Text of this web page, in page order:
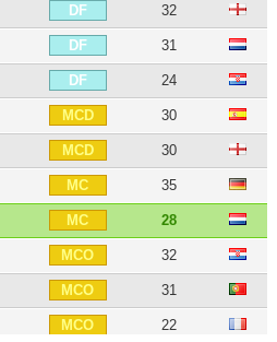
DF 32
DF 31
DF 24
MCD 30
MCD 30
MC 35
MC 28
MCO 32
MCO 31
MCO 22